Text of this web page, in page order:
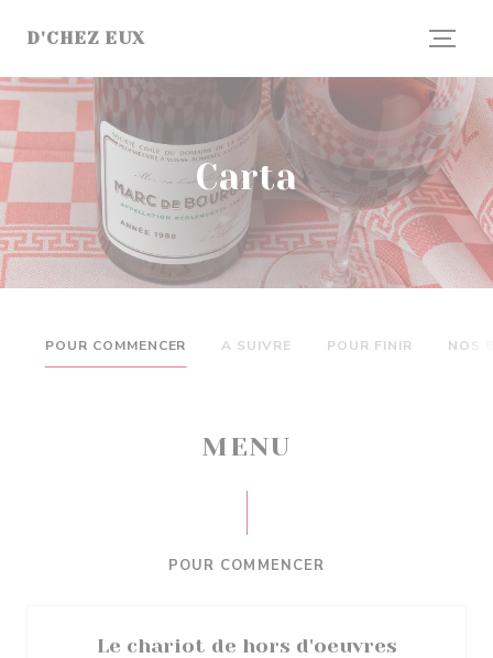
D'CHEZ EUX
Carta
POUR COMMENCER A SUIVRE POUR FINIR NOS
MENU
POUR COMMENCER
Le chariot de hors d'oeuvres